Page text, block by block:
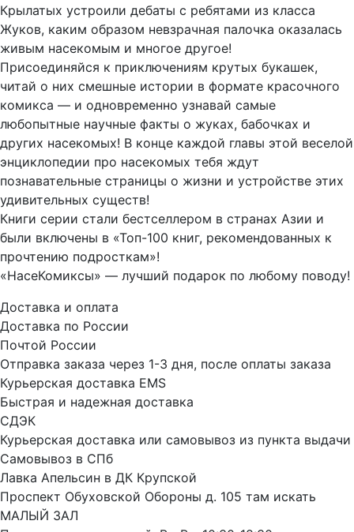
Крылатых устроили дебаты с ребятами из класса
Жуков, каким образом невзрачная палочка оказалась
живым насекомым и многое другое!
Присоединяйся к приключениям крутых букашек,
читай о них смешные истории в формате красочного
комикса — и одновременно узнавай самые
любопытные научные факты о жуках, бабочках и
других насекомых! В конце каждой главы этой веселой
энциклопедии про насекомых тебя ждут
познавательные страницы о жизни и устройстве этих
удивительных существ!
Книги серии стали бестселлером в странах Азии и
были включены в «Топ-100 книг, рекомендованных к
прочтению подросткам»!
«НасеКомиксы» — лучший подарок по любому поводу!
Доставка и оплата
Доставка по России
Почтой России
Отправка заказа через 1-3 дня, после оплаты заказа
Курьерская доставка EMS
Быстрая и надежная доставка
СДЭК
Курьерская доставка или самовывоз из пункта выдачи
Самовывоз в СПб
Лавка Апельсин в ДК Крупской
Проспект Обуховской Обороны д. 105 там искать
МАЛЫЙ ЗАЛ